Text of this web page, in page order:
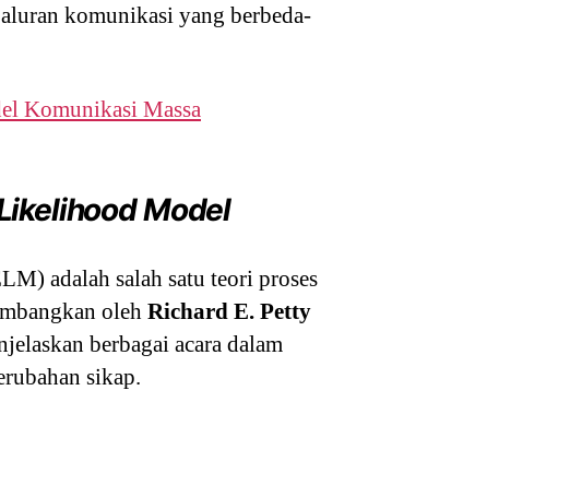
komunikasi yang berbeda-
Komunikasi Massa
Model
adalah salah satu teori proses
oleh Richard E. Petty
berbagai acara dalam
sikap.